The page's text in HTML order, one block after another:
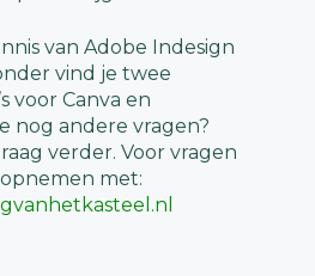
van Adobe Indesign
vind je twee
voor Canva en
nog andere vragen?
verder. Voor vragen
met: